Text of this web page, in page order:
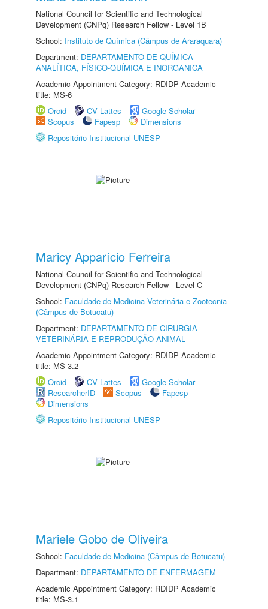
National Council for Scientific and Technological
Development (CNPq) Research Fellow - Level 1B
School: Instituto de Química (Câmpus de Araraquara)
Department: DEPARTAMENTO DE QUÍMICA
ANALÍTICA, FÍSICO-QUÍMICA E INORGÂNICA
Academic Appointment Category: RDIDP Academic
title: MS-6
Orcid
CV Lattes
Google Scholar
Scopus
Fapesp
Dimensions
Repositório Institucional UNESP
Maricy Apparício Ferreira
National Council for Scientific and Technological
Development (CNPq) Research Fellow - Level C
School: Faculdade de Medicina Veterinária e Zootecnia
(Câmpus de Botucatu)
Department: DEPARTAMENTO DE CIRURGIA
VETERINÁRIA E REPRODUÇÃO ANIMAL
Academic Appointment Category: RDIDP Academic
title: MS-3.2
Orcid
CV Lattes
Google Scholar
ResearcherID
Scopus
Fapesp
Dimensions
Repositório Institucional UNESP
Mariele Gobo de Oliveira
School: Faculdade de Medicina (Câmpus de Botucatu)
Department: DEPARTAMENTO DE ENFERMAGEM
Academic Appointment Category: RDIDP Academic
title: MS-3.1